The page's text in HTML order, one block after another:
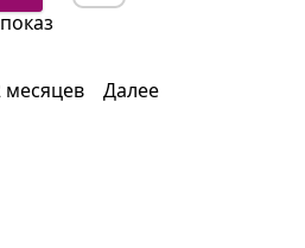
месяцев
Далее